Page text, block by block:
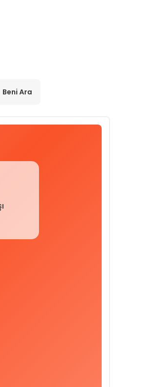
Beni Ara